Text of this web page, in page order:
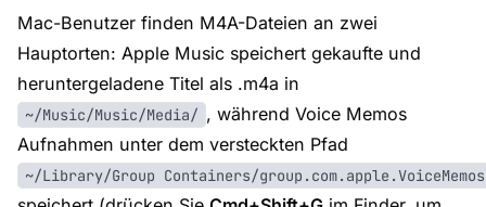
Mac-Benutzer finden M4A-Dateien an zwei
Hauptorten: Apple Music speichert gekaufte und
heruntergeladene Titel als .m4a in
~/Music/Music/Media/ , während Voice Memos
Aufnahmen unter dem versteckten Pfad
~/Library/Group Containers/